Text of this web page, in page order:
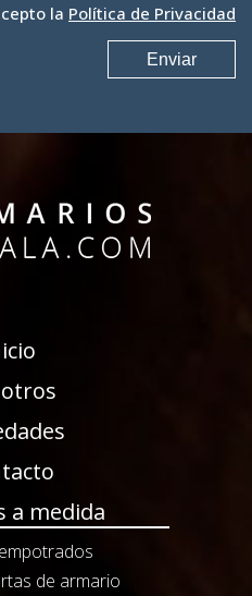
la Política de Privacidad
a medida
de armario